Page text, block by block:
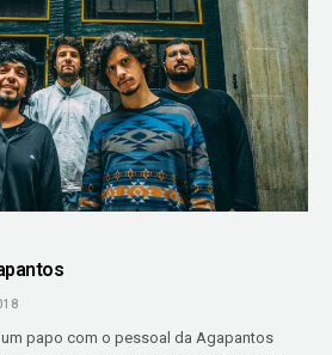
papo com o pessoal da Agapantos